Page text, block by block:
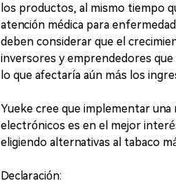
los productos, al mismo tiempo
atención médica para
deben considerar que el
inversores y emprendedores
lo que afectaría aún más los
Yueke cree que implementar
electrónicos es en el mejor
eligiendo alternativas al tabaco
Declaración: